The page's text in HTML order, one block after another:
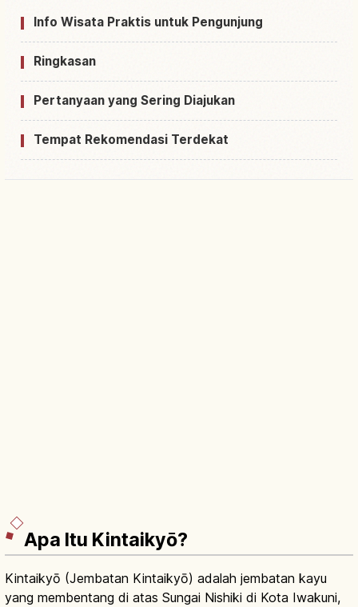
Info Wisata Praktis untuk Pengunjung
Ringkasan
Pertanyaan yang Sering Diajukan
Tempat Rekomendasi Terdekat
Apa Itu Kintaikyō?
Kintaikyō (Jembatan Kintaikyō) adalah jembatan kayu
yang membentang di atas Sungai Nishiki di Kota Iwakuni,